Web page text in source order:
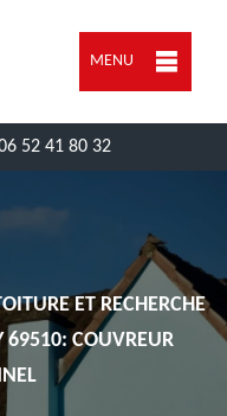
MENU
52 41 80 32
ET RECHERCHE
69510: COUVREUR